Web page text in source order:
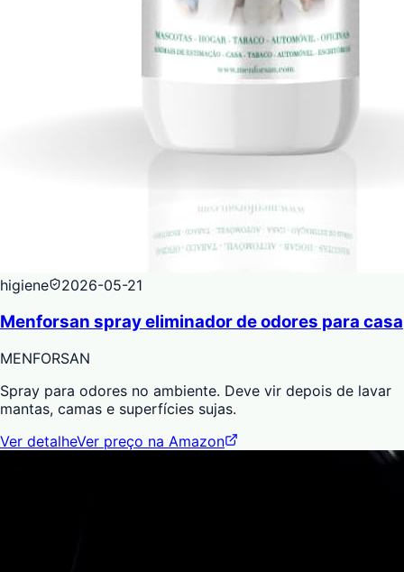
higiene 2026-05-21
Menforsan spray eliminador de odores para casa
MENFORSAN
Spray para odores no ambiente. Deve vir depois de lavar
mantas, camas e superfícies sujas.
Ver detalheVer preço na Amazon